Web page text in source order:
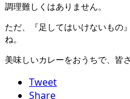
調理難しくはありません。
ただ、『足してはいけないもの
ね。
美味しいカレーをおうちで、皆
Tweet
Share